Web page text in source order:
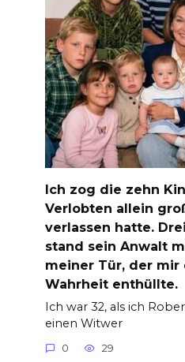
Ich zog die zehn
Verlobten allein
verlassen hatte.
stand sein Anwalt
meiner Tür, der
Wahrheit enthüllte.
Ich war 32, als ich
einen Witwer
0 29